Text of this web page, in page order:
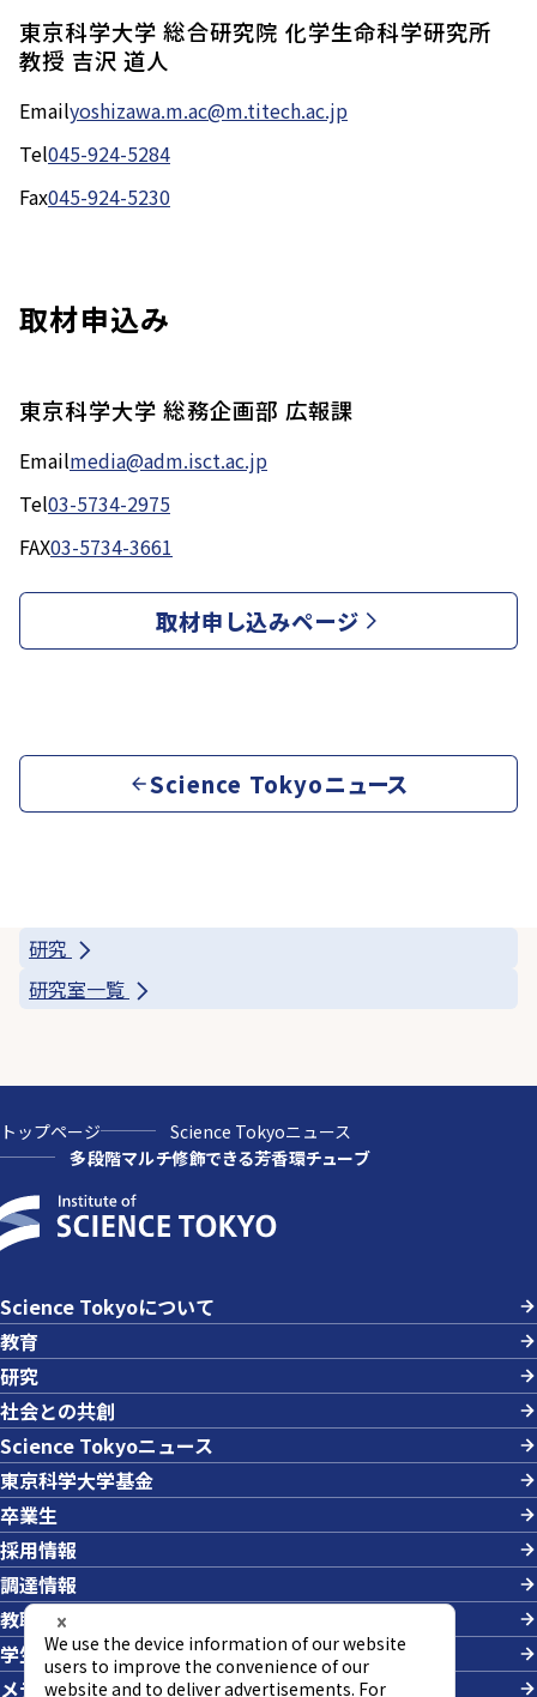
東京科学大学 総合研究院 化学生命科学研究所
教授 吉沢 道人
Emailyoshizawa.m.ac@m.titech.ac.jp
Tel045-924-5284
Fax045-924-5230
取材申込み
東京科学大学 総務企画部 広報課
Emailmedia@adm.isct.ac.jp
Tel03-5734-2975
FAX03-5734-3661
取材申し込みページ
Science Tokyoニュース
研究
研究室一覧
トップページ
Science Tokyoニュース
多段階マルチ修飾できる芳香環チューブ
Science Tokyoについて
教育
研究
社会との共創
Science Tokyoニュース
東京科学大学基金
卒業生
採用情報
調達情報
教職員への業務依頼
学生の採用
メディアの方